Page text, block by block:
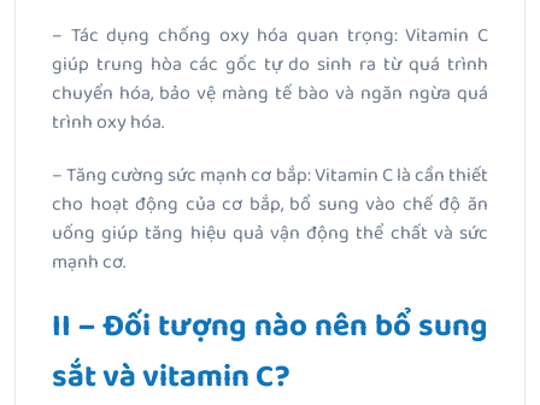
– Tác dụng chống oxy hóa quan trọng: Vitamin C
giúp trung hòa các gốc tự do sinh ra từ quá trình
chuyển hóa, bảo vệ màng tế bào và ngăn ngừa quá
trình oxy hóa.
– Tăng cường sức mạnh cơ bắp: Vitamin C là cần thiết
cho hoạt động của cơ bắp, bổ sung vào chế độ ăn
uống giúp tăng hiệu quả vận động thể chất và sức
mạnh cơ.
II – Đối tượng nào nên bổ sung
sắt và vitamin C?